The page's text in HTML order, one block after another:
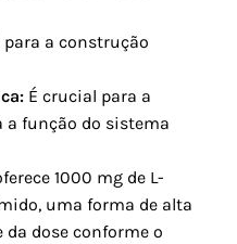
a construção
É crucial para a
a função do sistema
1000 mg de L-
uma forma de alta
dose conforme o